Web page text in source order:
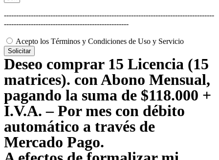
--------------------------------------------------------------------------------------
---------------------------------------------------
Acepto los Términos y Condiciones de Uso y Servicio
Solicitar
Deseo comprar 15 Licencia (15
matrices). con Abono Mensual,
pagando la suma de $118.000 +
I.V.A. – Por mes con débito
automático a través de
Mercado Pago.